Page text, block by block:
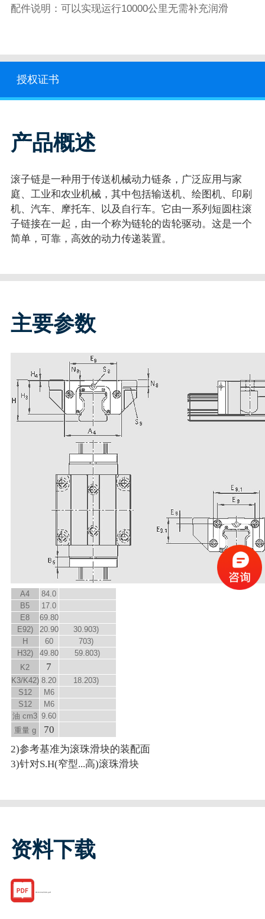
配件说明：可以实现运行10000公里无需补充润滑
授权证书
产品概述
滚子链是一种用于传送机械动力链条，广泛应用与家
庭、工业和农业机械，其中包括输送机、绘图机、印刷
机、汽车、摩托车、以及自行车。它由一系列短圆柱滚
子链接在一起，由一个称为链轮的齿轮驱动。这是一个
简单，可靠，高效的动力传递装置。
主要参数
A4
84.0
B5
17.0
E8
69.80
E92) 20.90 30.903)
H
60 703)
H 32) 49.80 59.803)
K2 7
K3/K42) 8.20 18.203)
S12
M6
S12
M6
油 cm3 9.60
重量 g
70
2)参考基准为滚珠滑块的装配面
3)针对S.H(窄型...高)滚珠滑块
资料下载
R161942500.pdf